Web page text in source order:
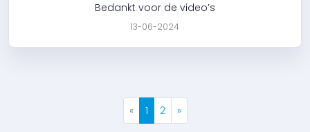
Bedankt voor de video’s
13-06-2024
« 1 2 »